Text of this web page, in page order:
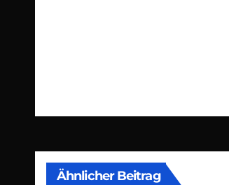
Ähnlicher Beitrag